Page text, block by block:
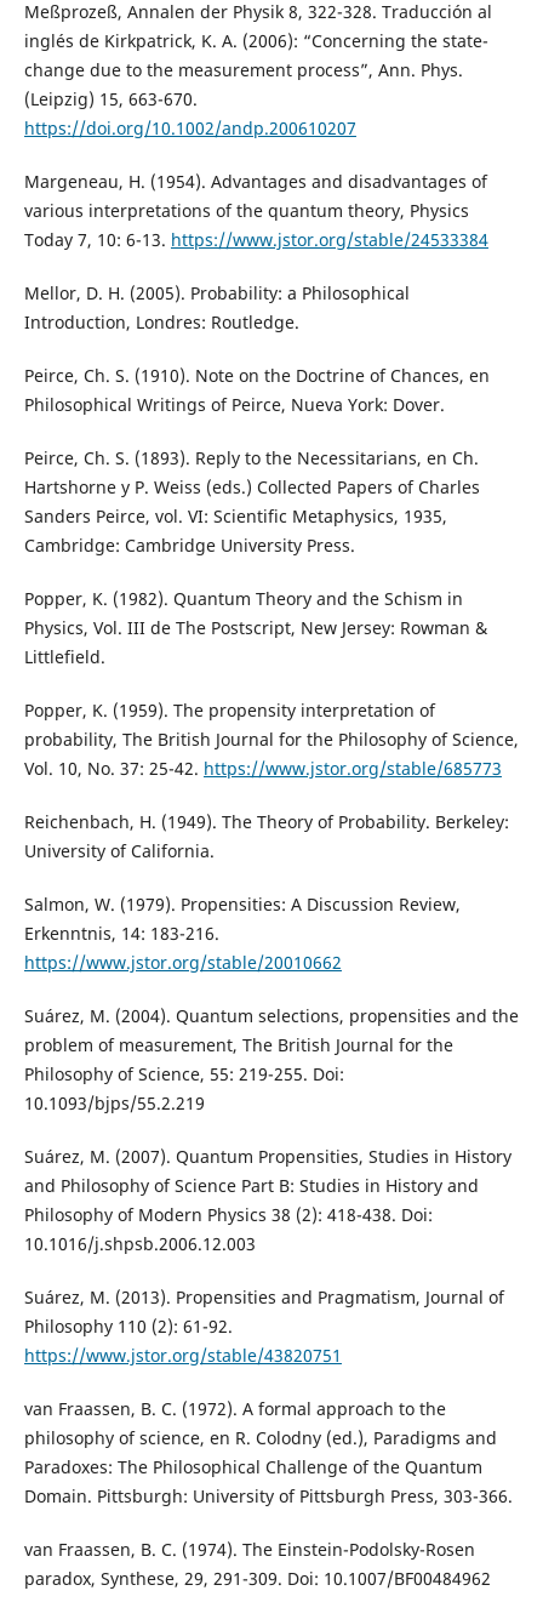
Meßprozeß, Annalen der Physik 8, 322-328. Traducción al
inglés de Kirkpatrick, K. A. (2006): “Concerning the state-
change due to the measurement process”, Ann. Phys.
(Leipzig) 15, 663-670.
https://doi.org/10.1002/andp.200610207
Margeneau, H. (1954). Advantages and disadvantages of
various interpretations of the quantum theory, Physics
Today 7, 10: 6-13. https://www.jstor.org/stable/24533384
Mellor, D. H. (2005). Probability: a Philosophical
Introduction, Londres: Routledge.
Peirce, Ch. S. (1910). Note on the Doctrine of Chances, en
Philosophical Writings of Peirce, Nueva York: Dover.
Peirce, Ch. S. (1893). Reply to the Necessitarians, en Ch.
Hartshorne y P. Weiss (eds.) Collected Papers of Charles
Sanders Peirce, vol. VI: Scientific Metaphysics, 1935,
Cambridge: Cambridge University Press.
Popper, K. (1982). Quantum Theory and the Schism in
Physics, Vol. III de The Postscript, New Jersey: Rowman &
Littlefield.
Popper, K. (1959). The propensity interpretation of
probability, The British Journal for the Philosophy of Science,
Vol. 10, No. 37: 25-42. https://www.jstor.org/stable/685773
Reichenbach, H. (1949). The Theory of Probability. Berkeley:
University of California.
Salmon, W. (1979). Propensities: A Discussion Review,
Erkenntnis, 14: 183-216.
https://www.jstor.org/stable/20010662
Suárez, M. (2004). Quantum selections, propensities and the
problem of measurement, The British Journal for the
Philosophy of Science, 55: 219-255. Doi:
10.1093/bjps/55.2.219
Suárez, M. (2007). Quantum Propensities, Studies in History
and Philosophy of Science Part B: Studies in History and
Philosophy of Modern Physics 38 (2): 418-438. Doi:
10.1016/j.shpsb.2006.12.003
Suárez, M. (2013). Propensities and Pragmatism, Journal of
Philosophy 110 (2): 61-92.
https://www.jstor.org/stable/43820751
van Fraassen, B. C. (1972). A formal approach to the
philosophy of science, en R. Colodny (ed.), Paradigms and
Paradoxes: The Philosophical Challenge of the Quantum
Domain. Pittsburgh: University of Pittsburgh Press, 303-366.
van Fraassen, B. C. (1974). The Einstein-Podolsky-Rosen
paradox, Synthese, 29, 291-309. Doi: 10.1007/BF00484962